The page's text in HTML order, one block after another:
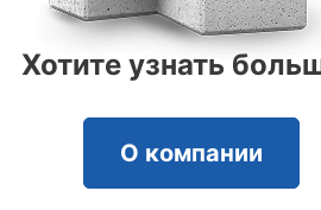
Хотите узнать
О компании